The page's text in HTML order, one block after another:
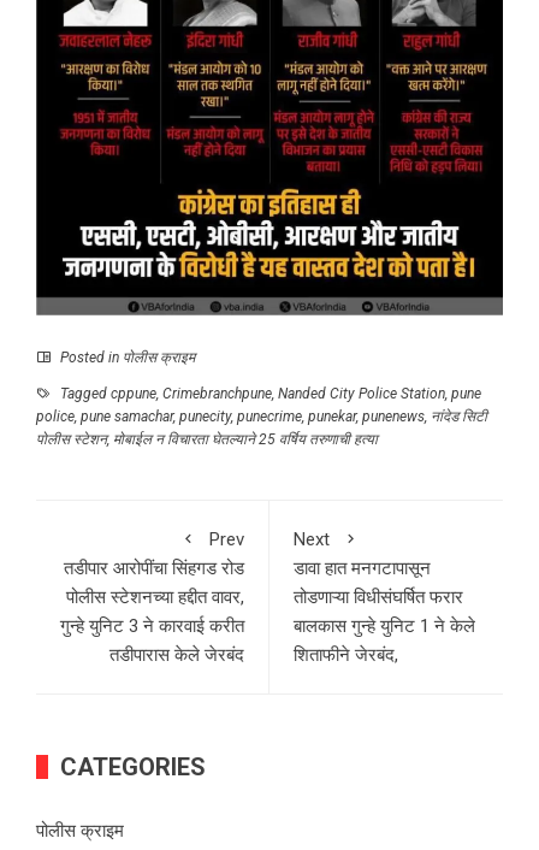
Posted in पोलीस क्राइम
Tagged cppune, Crimebranchpune, Nanded City Police Station, pune
police, pune samachar, punecity, punecrime, punekar, punenews, नांदेड सिटी
पोलीस स्टेशन, मोबाईल न विचारता घेतल्याने 25 वर्षिय तरुणाची हत्या
Prev
तडीपार आरोपींचा सिंहगड रोड
पोलीस स्टेशनच्या हद्दीत वावर,
गुन्हे युनिट 3 ने कारवाई करीत
तडीपारास केले जेरबंद
Next
डावा हात मनगटापासून
तोडणाऱ्या विधीसंघर्षित फरार
बालकास गुन्हे युनिट 1 ने केले
शिताफीने जेरबंद,
CATEGORIES
पोलीस क्राइम